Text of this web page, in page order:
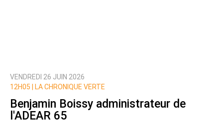
Prévenez-moi de tous les nouveaux commentaires
VENDREDI 26 JUIN 2026
12H05 |
LA CHRONIQUE VERTE
Benjamin Boissy administrateur de
l'ADEAR 65